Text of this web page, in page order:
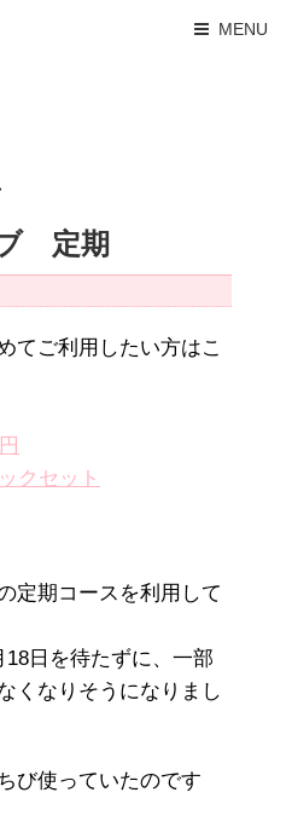
MENU
定期
てご利用したい方はこ
クセット
定期コースを利用して
日を待たずに、一部
くなりそうになりまし
び使っていたのです